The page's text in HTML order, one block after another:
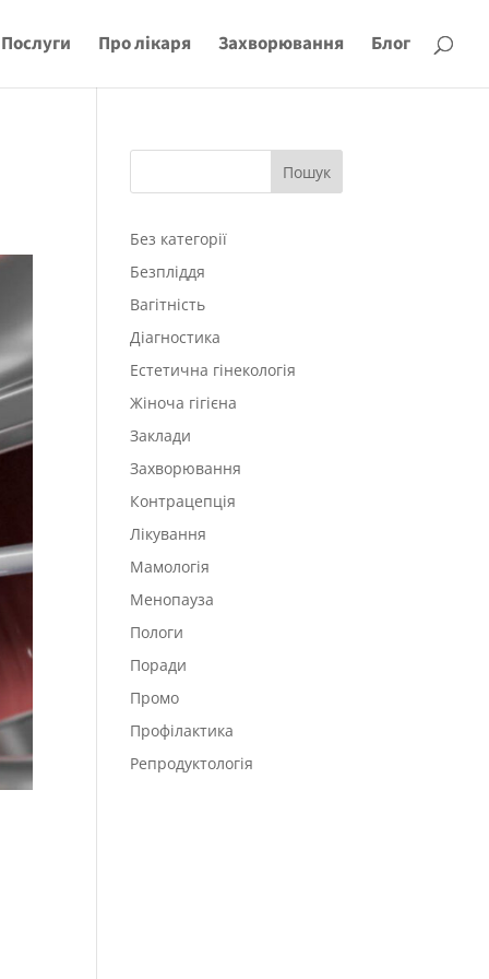
Послуги Про лікаря Захворювання Блог
Пошук
Без категорії
Безпліддя
Вагітність
Діагностика
Естетична гінекологія
Жіноча гігієна
Заклади
Захворювання
Контрацепція
Лікування
Мамологія
Менопауза
Пологи
Поради
Промо
Профілактика
Репродуктологія